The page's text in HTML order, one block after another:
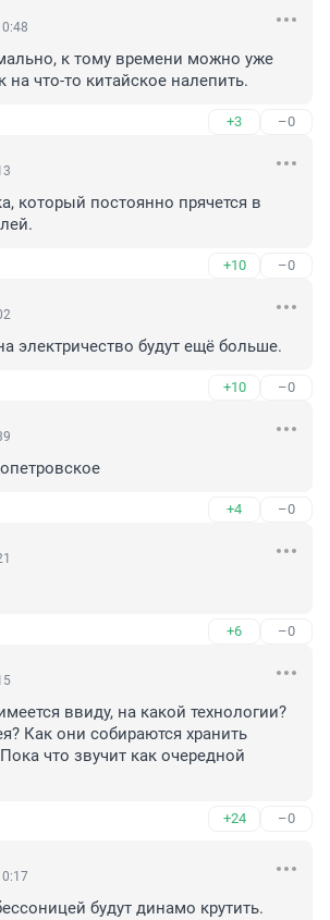
к тому времени можно уже
на что-то китайское налепить.
+3 –0
который постоянно прячется в
+10 –0
электричество будут ещё больше.
+10 –0
+4 –0
+6 –0
ввиду, на какой технологии?
Как они собираются хранить
что звучит как очередной
+24 –0
будут динамо крутить.